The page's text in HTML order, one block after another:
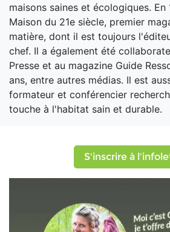
maisons saines et écologiques.
Maison du 21e siècle, premier
matière, dont il est toujours
chef. Il a également été
Presse et au magazine Guide
ans, entre autres médias. Il est
formateur et conférencier
touche à l'habitat sain et durable.
S'inscrire à